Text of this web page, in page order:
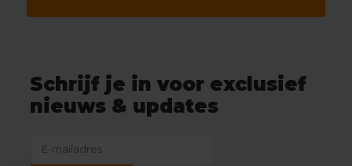
Schrijf je in voor exclusief
nieuws & updates